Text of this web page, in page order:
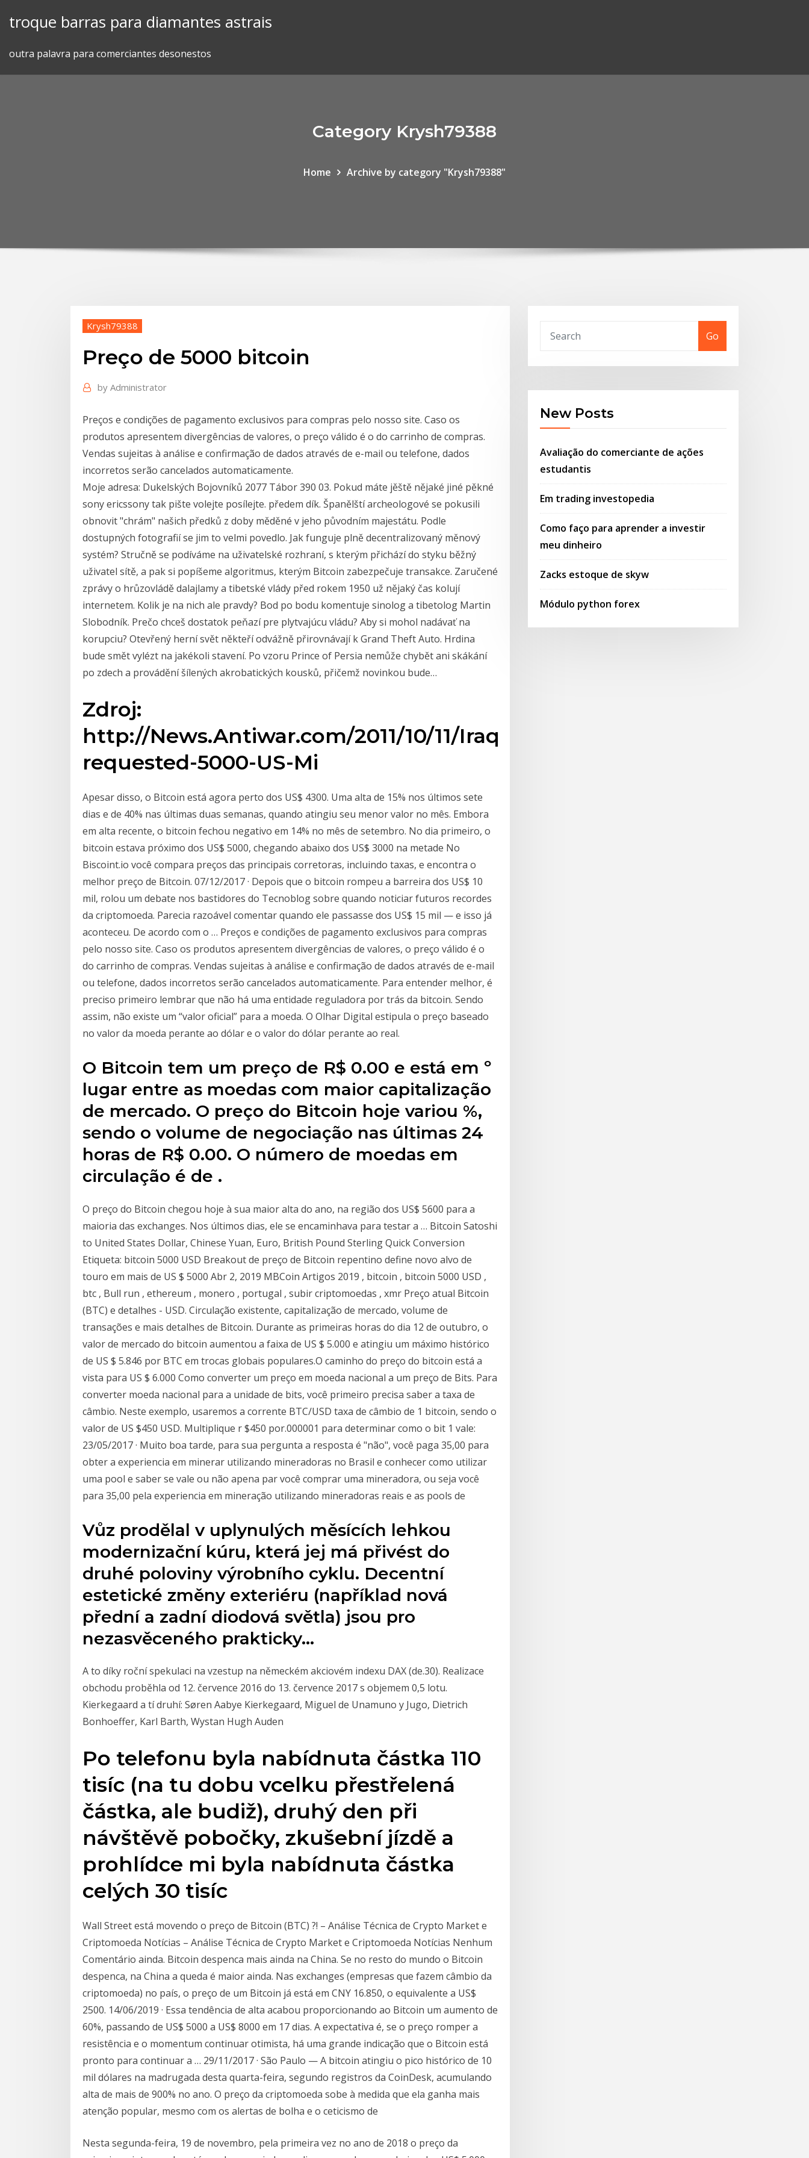
troque barras para diamantes astrais
outra palavra para comerciantes desonestos
Category Krysh79388
Home Archive by category "Krysh79388"
Krysh79388
Preço de 5000 bitcoin
by Administrator
Preços e condições de pagamento exclusivos para compras pelo nosso site. Caso os
produtos apresentem divergências de valores, o preço válido é o do carrinho de compras.
Vendas sujeitas à análise e confirmação de dados através de e-mail ou telefone, dados
incorretos serão cancelados automaticamente.
Moje adresa: Dukelských Bojovníků 2077 Tábor 390 03. Pokud máte jěště nějaké jiné pěkné
sony ericssony tak pište volejte posílejte. předem dík. Španělští archeologové se pokusili
obnovit "chrám" našich předků z doby měděné v jeho původním majestátu. Podle
dostupných fotografií se jim to velmi povedlo. Jak funguje plně decentralizovaný měnový
systém? Stručně se podíváme na uživatelské rozhraní, s kterým přichází do styku běžný
uživatel sítě, a pak si popíšeme algoritmus, kterým Bitcoin zabezpečuje transakce. Zaručené
zprávy o hrůzovládě dalajlamy a tibetské vlády před rokem 1950 už nějaký čas kolují
internetem. Kolik je na nich ale pravdy? Bod po bodu komentuje sinolog a tibetolog Martin
Slobodník. Prečo chceš dostatok peňazí pre plytvajúcu vládu? Aby si mohol nadávať na
korupciu? Otevřený herní svět někteří odvážně přirovnávají k Grand Theft Auto. Hrdina
bude smět vylézt na jakékoli stavení. Po vzoru Prince of Persia nemůže chybět ani skákání
po zdech a provádění šílených akrobatických kousků, přičemž novinkou bude…
Zdroj:
http://News.Antiwar.com/2011/10/11/Iraq-
requested-5000-US-Mi
Apesar disso, o Bitcoin está agora perto dos US$ 4300. Uma alta de 15% nos últimos sete
dias e de 40% nas últimas duas semanas, quando atingiu seu menor valor no mês. Embora
em alta recente, o bitcoin fechou negativo em 14% no mês de setembro. No dia primeiro, o
bitcoin estava próximo dos US$ 5000, chegando abaixo dos US$ 3000 na metade No
Biscoint.io você compara preços das principais corretoras, incluindo taxas, e encontra o
melhor preço de Bitcoin. 07/12/2017 · Depois que o bitcoin rompeu a barreira dos US$ 10
mil, rolou um debate nos bastidores do Tecnoblog sobre quando noticiar futuros recordes
da criptomoeda. Parecia razoável comentar quando ele passasse dos US$ 15 mil — e isso já
aconteceu. De acordo com o … Preços e condições de pagamento exclusivos para compras
pelo nosso site. Caso os produtos apresentem divergências de valores, o preço válido é o
do carrinho de compras. Vendas sujeitas à análise e confirmação de dados através de e-mail
ou telefone, dados incorretos serão cancelados automaticamente. Para entender melhor, é
preciso primeiro lembrar que não há uma entidade reguladora por trás da bitcoin. Sendo
assim, não existe um “valor oficial” para a moeda. O Olhar Digital estipula o preço baseado
no valor da moeda perante ao dólar e o valor do dólar perante ao real.
O Bitcoin tem um preço de R$ 0.00 e está em º
lugar entre as moedas com maior capitalização
de mercado. O preço do Bitcoin hoje variou %,
sendo o volume de negociação nas últimas 24
horas de R$ 0.00. O número de moedas em
circulação é de .
O preço do Bitcoin chegou hoje à sua maior alta do ano, na região dos US$ 5600 para a
maioria das exchanges. Nos últimos dias, ele se encaminhava para testar a … Bitcoin Satoshi
to United States Dollar, Chinese Yuan, Euro, British Pound Sterling Quick Conversion
Etiqueta: bitcoin 5000 USD Breakout de preço de Bitcoin repentino define novo alvo de
touro em mais de US $ 5000 Abr 2, 2019 MBCoin Artigos 2019 , bitcoin , bitcoin 5000 USD ,
btc , Bull run , ethereum , monero , portugal , subir criptomoedas , xmr Preço atual Bitcoin
(BTC) e detalhes - USD. Circulação existente, capitalização de mercado, volume de
transações e mais detalhes de Bitcoin. Durante as primeiras horas do dia 12 de outubro, o
valor de mercado do bitcoin aumentou a faixa de US $ 5.000 e atingiu um máximo histórico
de US $ 5.846 por BTC em trocas globais populares.O caminho do preço do bitcoin está a
vista para US $ 6.000 Como converter um preço em moeda nacional a um preço de Bits. Para
converter moeda nacional para a unidade de bits, você primeiro precisa saber a taxa de
câmbio. Neste exemplo, usaremos a corrente BTC/USD taxa de câmbio de 1 bitcoin, sendo o
valor de US $450 USD. Multiplique r $450 por.000001 para determinar como o bit 1 vale:
23/05/2017 · Muito boa tarde, para sua pergunta a resposta é "não", você paga 35,00 para
obter a experiencia em minerar utilizando mineradoras no Brasil e conhecer como utilizar
uma pool e saber se vale ou não apena par você comprar uma mineradora, ou seja você
para 35,00 pela experiencia em mineração utilizando mineradoras reais e as pools de
Vůz prodělal v uplynulých měsících lehkou
modernizační kúru, která jej má přivést do
druhé poloviny výrobního cyklu. Decentní
estetické změny exteriéru (například nová
přední a zadní diodová světla) jsou pro
nezasvěceného prakticky…
A to díky roční spekulaci na vzestup na německém akciovém indexu DAX (de.30). Realizace
obchodu proběhla od 12. července 2016 do 13. července 2017 s objemem 0,5 lotu.
Kierkegaard a tí druhí: Søren Aabye Kierkegaard, Miguel de Unamuno y Jugo, Dietrich
Bonhoeffer, Karl Barth, Wystan Hugh Auden
Po telefonu byla nabídnuta částka 110
tisíc (na tu dobu vcelku přestřelená
částka, ale budiž), druhý den při
návštěvě pobočky, zkušební jízdě a
prohlídce mi byla nabídnuta částka
celých 30 tisíc
Wall Street está movendo o preço de Bitcoin (BTC) ?! – Análise Técnica de Crypto Market e
Criptomoeda Notícias – Análise Técnica de Crypto Market e Criptomoeda Notícias Nenhum
Comentário ainda. Bitcoin despenca mais ainda na China. Se no resto do mundo o Bitcoin
despenca, na China a queda é maior ainda. Nas exchanges (empresas que fazem câmbio da
criptomoeda) no país, o preço de um Bitcoin já está em CNY 16.850, o equivalente a US$
2500. 14/06/2019 · Essa tendência de alta acabou proporcionando ao Bitcoin um aumento de
60%, passando de US$ 5000 a US$ 8000 em 17 dias. A expectativa é, se o preço romper a
resistência e o momentum continuar otimista, há uma grande indicação que o Bitcoin está
pronto para continuar a … 29/11/2017 · São Paulo — A bitcoin atingiu o pico histórico de 10
mil dólares na madrugada desta quarta-feira, segundo registros da CoinDesk, acumulando
alta de mais de 900% no ano. O preço da criptomoeda sobe à medida que ela ganha mais
atenção popular, mesmo com os alertas de bolha e o ceticismo de
Nesta segunda-feira, 19 de novembro, pela primeira vez no ano de 2018 o preço da
Go
New Posts
Avaliação do comerciante de ações
estudantis
Em trading investopedia
Como faço para aprender a investir
meu dinheiro
Zacks estoque de skyw
Módulo python forex